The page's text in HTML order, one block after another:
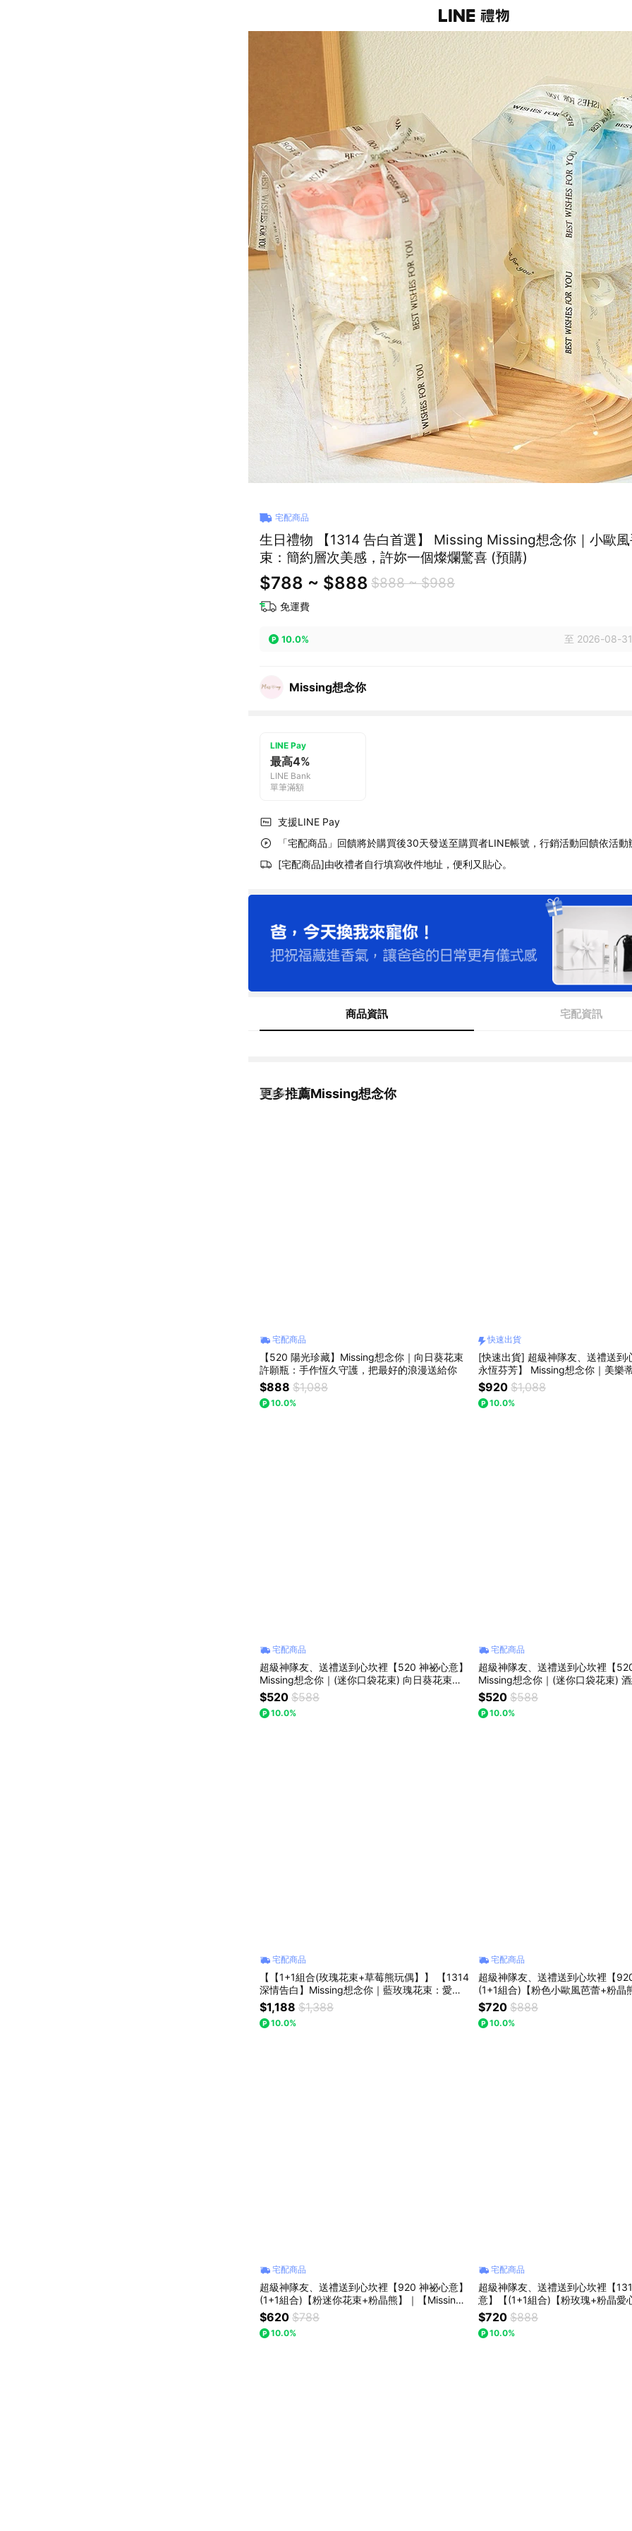
宅配商品
生日禮物 【1314 告白首選】 Missing Missing想念你｜小歐風手捧花
束：簡約層次美感，許妳一個燦爛驚喜 (預購)
$788 ~ $888 $888 ~ $988
免運費
10.0% 至 2026-08-
Missing想念你
LINE Pay
最高4%
LINE Bank
單筆滿額
支援LINE Pay
「宅配商品」回饋將於購買後30天發送至購買者LINE帳號，行銷活動回饋依活動
[宅配商品]由收禮者自行填寫收件地址，便利又貼心。
商品資訊 宅配資訊
更多推薦Missing想念你
看更多
宅配商品
【520 陽光珍藏】Missing想念你｜向日葵花束
許願瓶：手作恆久守護，把最好的浪漫送給你
$888 $1,088
10.0%
快速出貨
[快速出貨] 超級神隊友、送禮送到
永恆芬芳】 Missing想念你｜美樂
(預購)：可愛爆擊告白禮，讓心動瞬
購)
$920 $1,088
10.0%
宅配商品
超級神隊友、送禮送到心坎裡【520 神祕心意】
Missing想念你｜(迷你口袋花束) 向日葵花束：
獨一無二的浪漫，以後都陪你走花路
$520 $588
10.0%
宅配商品
超級神隊友、送禮送到心坎裡【
Missing想念你｜(迷你口袋花束)
束：獨一無二的浪漫，以後都陪你
$520 $588
10.0%
宅配商品
【【1+1組合(玫瑰花束+草莓熊玩偶】】 【1314
深情告白】Missing想念你｜藍玫瑰花束：愛的
最高點，送給眼中最閃耀的你
$1,188 $1,388
10.0%
宅配商品
超級神隊友、送禮送到心坎裡【
(1+1組合)【粉色小歐風芭蕾+粉晶
ng想念你】｜ 七夕情人節/父親節(
$720 $888
10.0%
宅配商品
超級神隊友、送禮送到心坎裡【920 神祕心意】
(1+1組合)【粉迷你花束+粉晶熊】｜【Missing
想念你】｜迷你口袋花束 : 七夕情人節/父親節
(預購)
$620 $788
10.0%
宅配商品
超級神隊友、送禮送到心坎裡【
意】【(1+1組合)【粉玫瑰+粉晶愛
Missing想念你｜粉玫瑰精緻花束：
薦，讓愛在日常中綻放 (預購)
$720 $888
10.0%